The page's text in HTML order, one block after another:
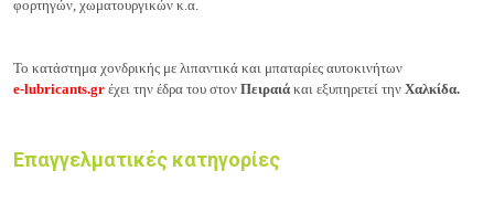
φορτηγών, χωματουργικών κ.α.
Το κατάστημα χονδρικής με λιπαντικά και μπαταρίες αυτοκινήτων
e-lubricants.gr έχει την έδρα του στον Πειραιά και εξυπηρετεί την Χαλκίδα.
Επαγγελματικές κατηγορίες